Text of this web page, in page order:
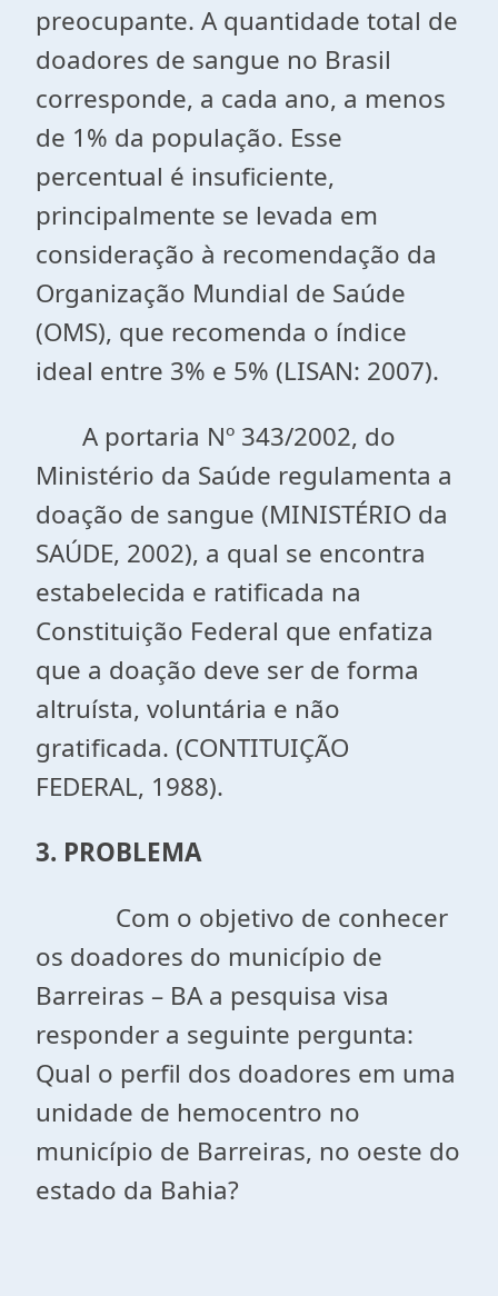
preocupante. A quantidade total de
doadores de sangue no Brasil
corresponde, a cada ano, a menos
de 1% da população. Esse
percentual é insuficiente,
principalmente se levada em
consideração à recomendação da
Organização Mundial de Saúde
(OMS), que recomenda o índice
ideal entre 3% e 5% (LISAN: 2007).
A portaria Nº 343/2002, do
Ministério da Saúde regulamenta a
doação de sangue (MINISTÉRIO da
SAÚDE, 2002), a qual se encontra
estabelecida e ratificada na
Constituição Federal que enfatiza
que a doação deve ser de forma
altruísta, voluntária e não
gratificada. (CONTITUIÇÃO
FEDERAL, 1988).
3. PROBLEMA
Com o objetivo de conhecer
os doadores do município de
Barreiras – BA a pesquisa visa
responder a seguinte pergunta:
Qual o perfil dos doadores em uma
unidade de hemocentro no
município de Barreiras, no oeste do
estado da Bahia?